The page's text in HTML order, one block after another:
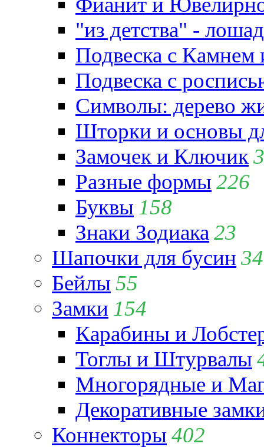
"из детства" -
Подвеска с
Подвеска с
Символы: дерево
Шторки и основы
Замочек и Ключик
Разные формы 226
Буквы 158
Знаки Зодиака 23
Шапочки для бусин 34
Бейлы 55
Замки 154
Карабины и
Тоглы и Штурвалы
Многорядные и
Декоративные
Коннекторы 402